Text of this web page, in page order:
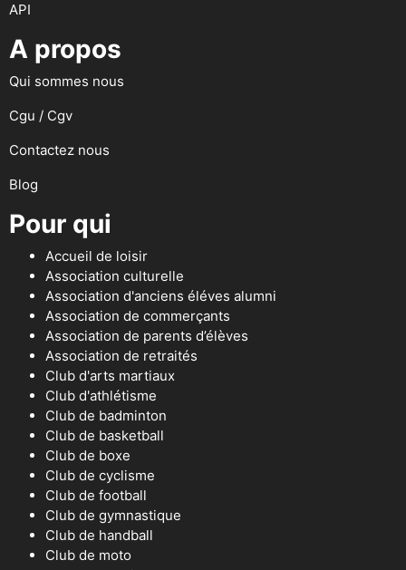
API
A propos
Qui sommes nous
Cgu / Cgv
Contactez nous
Blog
Pour qui
Accueil de loisir
Association culturelle
Association d'anciens éléves alumni
Association de commerçants
Association de parents d’élèves
Association de retraités
Club d'arts martiaux
Club d'athlétisme
Club de badminton
Club de basketball
Club de boxe
Club de cyclisme
Club de football
Club de gymnastique
Club de handball
Club de moto